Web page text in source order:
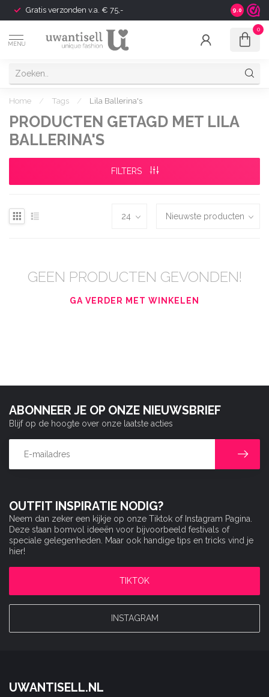
Gratis verzonden v.a. € 75,- Shipping
9.0
MENU
0
Home / Tags / Lila Ballerina's
PRODUCTEN GETAGD MET LILA
BALLERINA'S
FILTERS
GEEN PRODUCTEN GEVONDEN!
GA VERDER MET WINKELEN
OUTFIT INSPIRATIE NODIG?
Neem dan zeker een kijkje op onze Tiktok of Instagram Pagina.
Deze staan bomvol ideeën voor bijvoorbeeld festivals of
speciale gelegenheden. Maar ook handige tips en tricks vind je
hier!
TIKTOK
INSTAGRAM
ABONNEER JE OP ONZE NIEUWSBRIEF
Blijf op de hoogte over onze laatste acties
UWANTISELL.NL